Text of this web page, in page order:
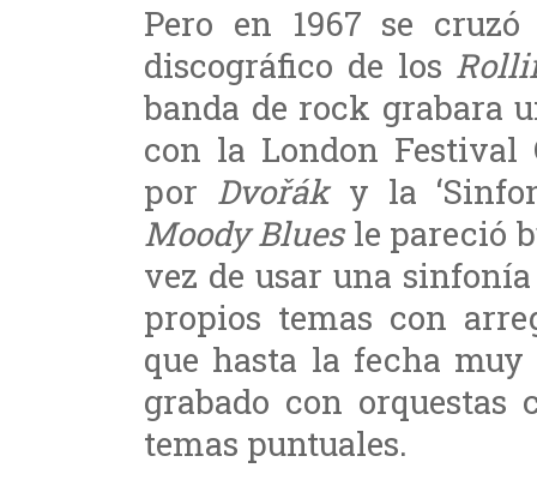
Pero en 1967 se
discográfico de los
banda de rock grabara
con la London Festival
por Dvořáky la
Moody Bluesle pareció
vez de usar una
propios temas con
que hasta la fecha
grabado con
temas puntuales.